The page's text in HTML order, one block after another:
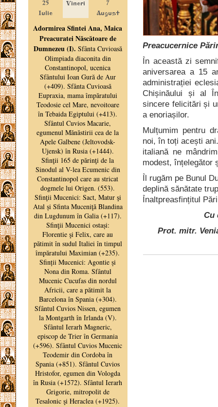
Preacucernice
În această zi
aniversarea a 15
administrației
Chișinăului și al
sincere felicitări și
a enoriașilor.
Mulțumim pentru
noi, în toți acești
italiană ne
modest, înțelegător
Îl rugăm pe Bunul
deplină sănătate
Înaltpreasfințitul
Cu
Prot. mitr.